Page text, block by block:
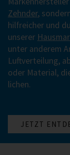
Zehnder,
hilfreicher und
unserer
unter anderem
Luftverteilung,
oder Material,
li­chen.
JETZT